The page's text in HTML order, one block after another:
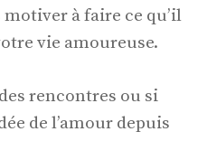
à faire ce qu’il
vie amoureuse.
rencontres ou si
de l’amour depuis